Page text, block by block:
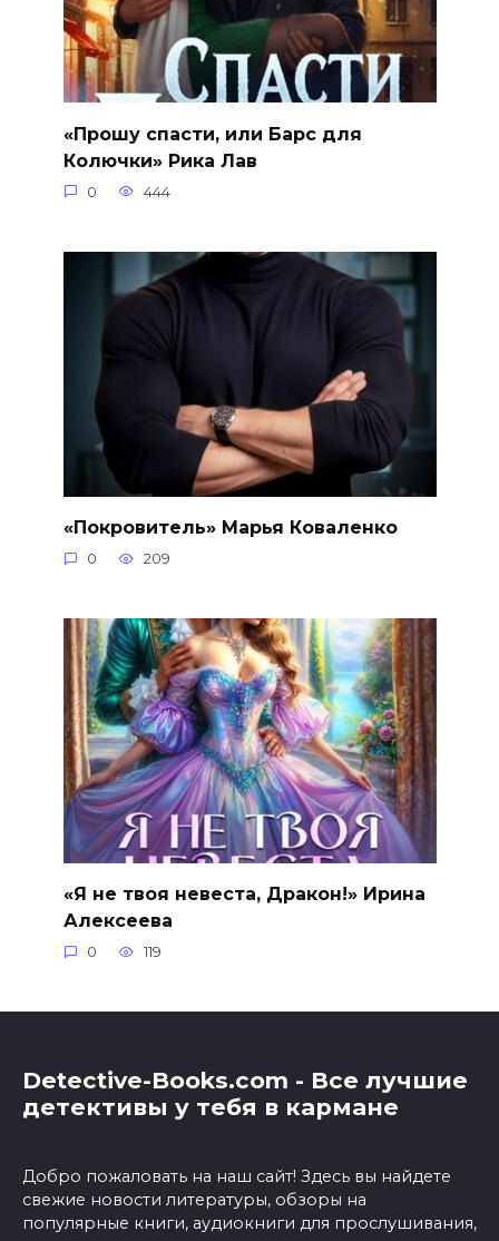
«Прошу спасти, или Барс для
Колючки» Рика Лав
0 444
«Покровитель» Марья Коваленко
0 209
«Я не твоя невеста, Дракон!» Ирина
Алексеева
0 119
Detective-Books.com - Все лучшие
детективы у тебя в кармане
Добро пожаловать на наш сайт! Здесь вы найдете
свежие новости литературы, обзоры на
популярные книги, аудиокниги для прослушивания,